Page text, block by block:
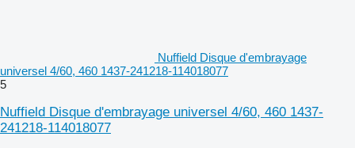
Nuffield Disque d'embrayage
universel 4/60, 460 1437-241218-114018077
5
Nuffield Disque d'embrayage universel 4/60, 460 1437-
241218-114018077